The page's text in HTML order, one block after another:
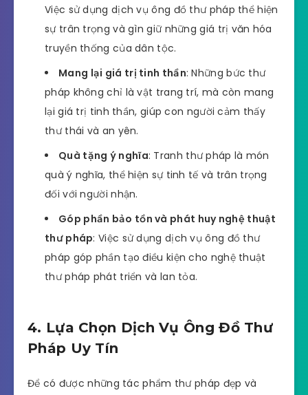
Việc sử dụng dịch vụ ông đồ thư pháp thể hiện
sự trân trọng và gìn giữ những giá trị văn hóa
truyền thống của dân tộc.
Mang lại giá trị tinh thần: Những bức thư
pháp không chỉ là vật trang trí, mà còn mang
lại giá trị tinh thần, giúp con người cảm thấy
thư thái và an yên.
Quà tặng ý nghĩa: Tranh thư pháp là món
quà ý nghĩa, thể hiện sự tinh tế và trân trọng
đối với người nhận.
Góp phần bảo tồn và phát huy nghệ thuật
thư pháp: Việc sử dụng dịch vụ ông đồ thư
pháp góp phần tạo điều kiện cho nghệ thuật
thư pháp phát triển và lan tỏa.
4. Lựa Chọn Dịch Vụ Ông Đồ Thư
Pháp Uy Tín
Để có được những tác phẩm thư pháp đẹp và